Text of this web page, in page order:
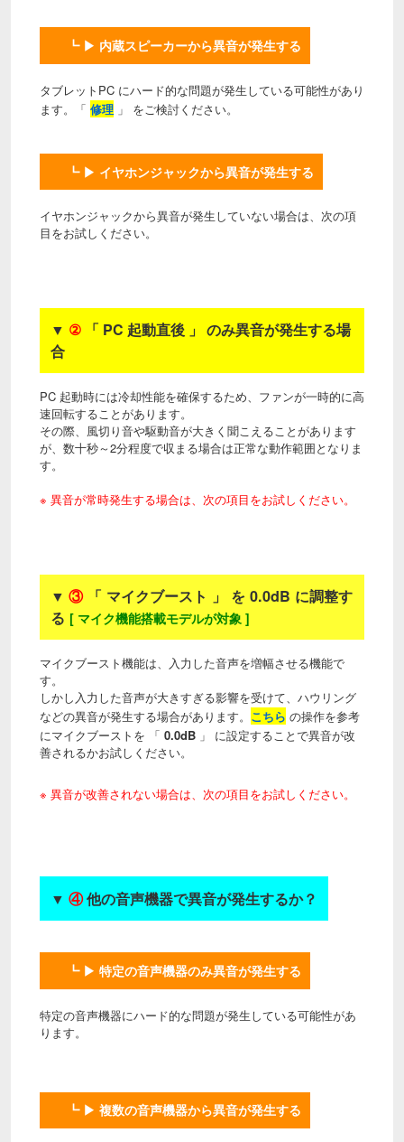
┗ ▶ 内蔵スピーカーから異音が発生する
タブレットPC にハード的な問題が発生している可能性があり
ます。「 修理 」 をご検討ください。
┗ ▶ イヤホンジャックから異音が発生する
イヤホンジャックから異音が発生していない場合は、次の項
目をお試しください。
▼ ② 「 PC 起動直後 」 のみ異音が発生する場
合
PC 起動時には冷却性能を確保するため、ファンが一時的に高
速回転することがあります。
その際、風切り音や駆動音が大きく聞こえることがあります
が、数十秒～2分程度で収まる場合は正常な動作範囲となりま
す。
※ 異音が常時発生する場合は、次の項目をお試しください。
▼③
「 マイクブースト 」 を 0.0dB に調整す
る [ マイク機能搭載モデルが対象 ]
マイクブースト機能は、入力した音声を増幅させる機能で
す。
しかし入力した音声が大きすぎる影響を受けて、ハウリング
などの異音が発生する場合があります。 こちら の操作を参考
にマイクブーストを 「 0.0dB 」 に設定することで異音が改
善されるかお試しください。
※ 異音が改善されない場合は、次の項目をお試しください。
▼④他の音声機器で異音が発生するか？
┗ ▶ 特定の音声機器のみ異音が発生する
特定の音声機器にハード的な問題が発生している可能性があ
ります。
┗ ▶ 複数の音声機器から異音が発生する